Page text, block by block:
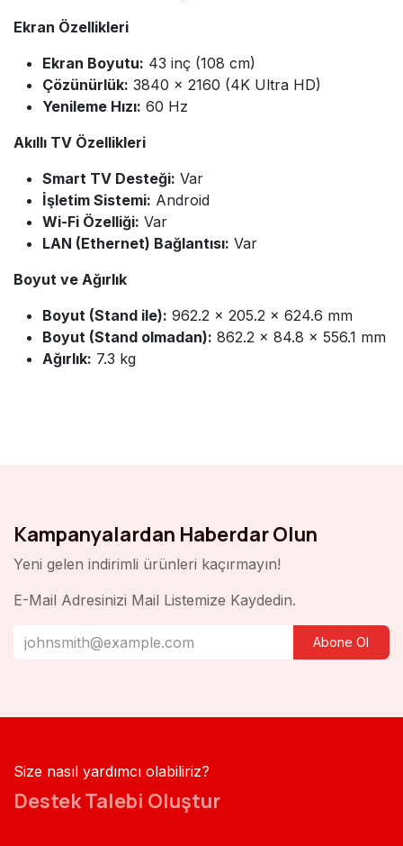
Ekran Özellikleri
Ekran Boyutu: 43 inç (108 cm)
Çözünürlük: 3840 × 2160 (4K Ultra HD)
Yenileme Hızı: 60 Hz
Akıllı TV Özellikleri
Smart TV Desteği: Var
İşletim Sistemi: Android
Wi-Fi Özelliği: Var
LAN (Ethernet) Bağlantısı: Var
Boyut ve Ağırlık
Boyut (Stand ile): 962.2 × 205.2 × 624.6 mm
Boyut (Stand olmadan): 862.2 × 84.8 × 556.1 mm
Ağırlık: 7.3 kg
Kampanyalardan Haberdar Olun
Yeni gelen indirimli ürünleri kaçırmayın!
E-Mail Adresinizi Mail Listemize Kaydedin.
Abone Ol
Size nasıl yardımcı olabiliriz?
Destek Talebi Oluştur